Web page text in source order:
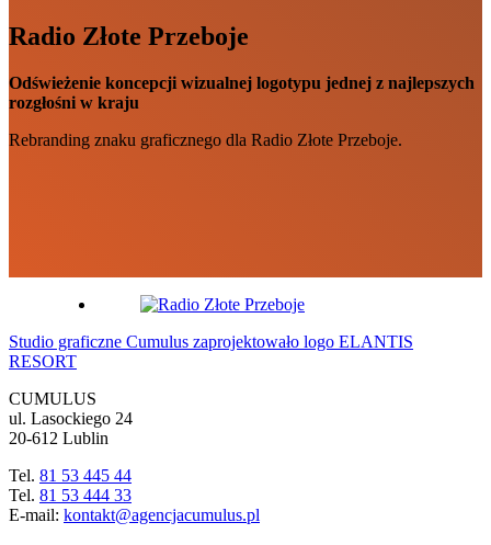
Radio Złote Przeboje
Odświeżenie koncepcji wizualnej logotypu jednej z najlepszych
rozgłośni w kraju
Rebranding znaku graficznego dla Radio Złote Przeboje.
Studio graficzne Cumulus zaprojektowało logo ELANTIS
RESORT
CUMULUS
ul. Lasockiego 24
20-612 Lublin
Tel. 81 53 445 44
Tel. 81 53 444 33
E-mail: kontakt@agencjacumulus.pl